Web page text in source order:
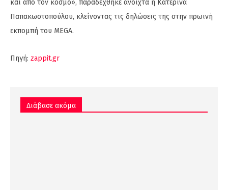
και από τον κόσμο», παραδέχθηκε ανοιχτά η Κατερίνα
Παπακωστοπούλου, κλείνοντας τις δηλώσεις της στην πρωινή
εκπομπή του MEGA.
Πηγή: zappit.gr
Διάβασε ακόμα